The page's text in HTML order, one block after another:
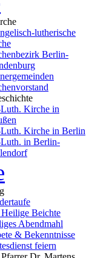
lutherische
Berlin-
Kirche in
Kirche in Berlin
in Berlin-
Beichte
Abendmahl
& Bekenntnisse
feiern